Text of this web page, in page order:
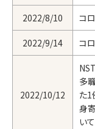
2022/8/10 コ
2022/9/14 コ
2022/10/12
多
た1
身
いて